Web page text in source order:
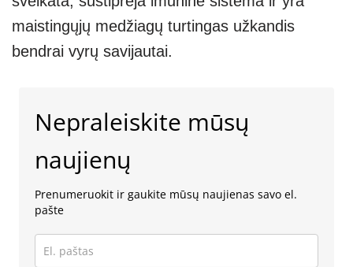
maistingųjų medžiagų turtingas užkandis
bendrai vyrų savijautai.
Nepraleiskite mūsų
naujienų
Prenumeruokit ir gaukite mūsų naujienas savo el.
pašte